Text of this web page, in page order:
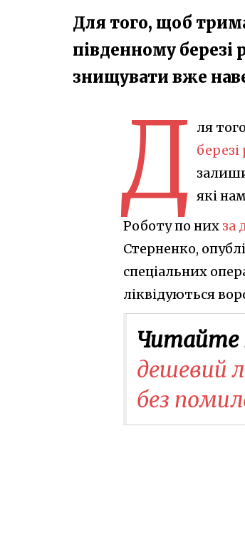
Для того, щоб
південному
знищувати вже
Д ля
які
Роботу по них за
Стерненко,
спеціальних
ліквідуються
дешевий
без